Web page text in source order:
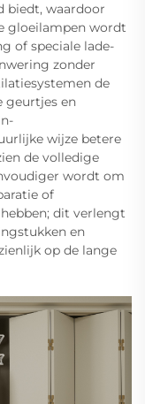
biedt, waardoor
gloeilampen wordt
of speciale lade-
zonder
de
geurtjes en
wijze betere
de volledige
wordt om
of
dit verlengt
en
op de lange